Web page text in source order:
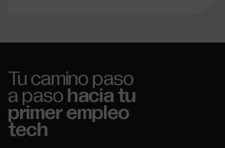
Tu camino paso
a paso hacia tu
primer empleo
tech